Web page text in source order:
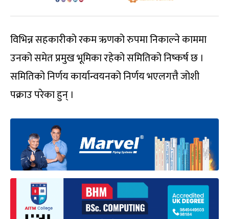
विभिन्न सहकारीको रकम ऋणको रुपमा निकाल्ने काममा
उनको समेत प्रमुख भूमिका रहेको समितिको निष्कर्ष छ ।
समितिको निर्णय कार्यान्वयनको निर्णय भएलगत्तै जोशी
पक्राउ परेका हुन् ।